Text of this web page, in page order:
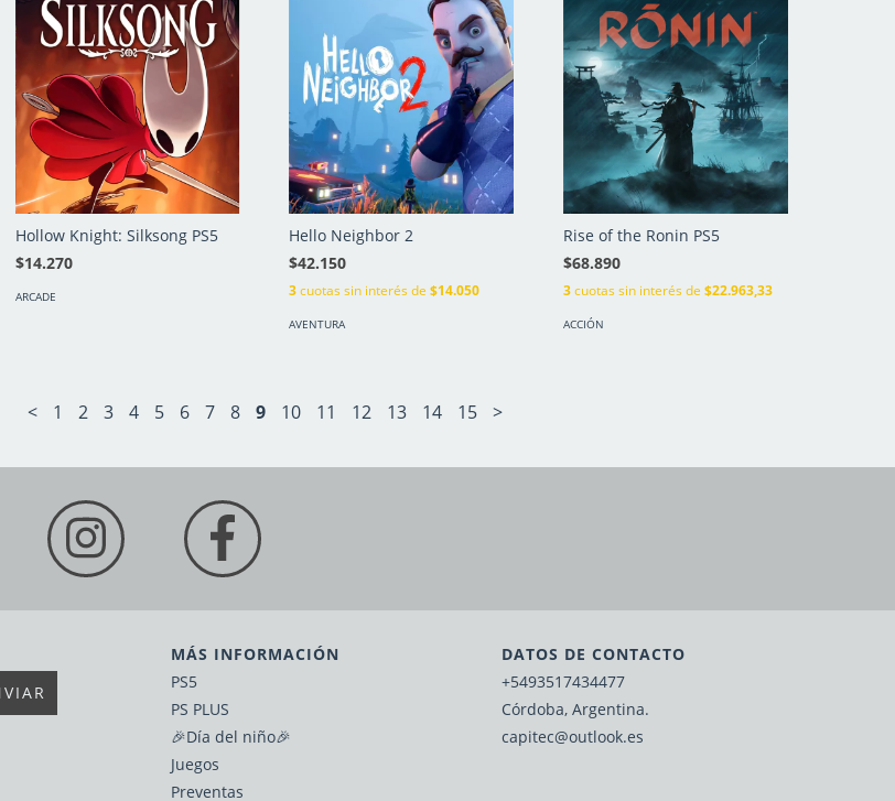
Hollow Knight: Silksong PS5
$14.270
ARCADE
Hello Neighbor 2
$42.150
3cuotas sin interés de$14.050
AVENTURA
Rise of the Ronin PS5
$68.890
3cuotas sin interés de$22.963,33
ACCIÓN
< 1 2 3 4 5 6 7 8 9 10 11 12 13 14 15 >
MÁS INFORMACIÓN
PS5
PS PLUS
🎉Día del niño🎉
Juegos
Preventas
DATOS DE CONTACTO
+5493517434477
Córdoba, Argentina.
capitec@outlook.es